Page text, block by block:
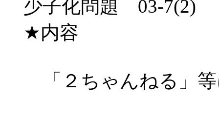
少子化問題 03-7(2)
★内容
「２ちゃんねる」